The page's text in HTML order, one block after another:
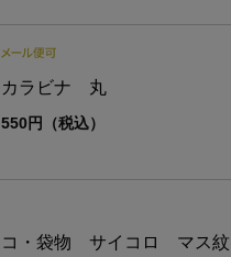
最大幅
カラビナ 丸
550円（税込）
コ・袋物 サイコロ マス紋